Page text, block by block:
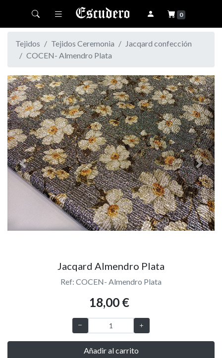
Toggle navigation 0
Tejidos Tejidos Ceremonia
Jacqard confección
COCEN- Almendro Plata
Previous Next
Jacqard Almendro Plata
Ref: COCEN- Almendro Plata
18,00 €
Añadir al carrito